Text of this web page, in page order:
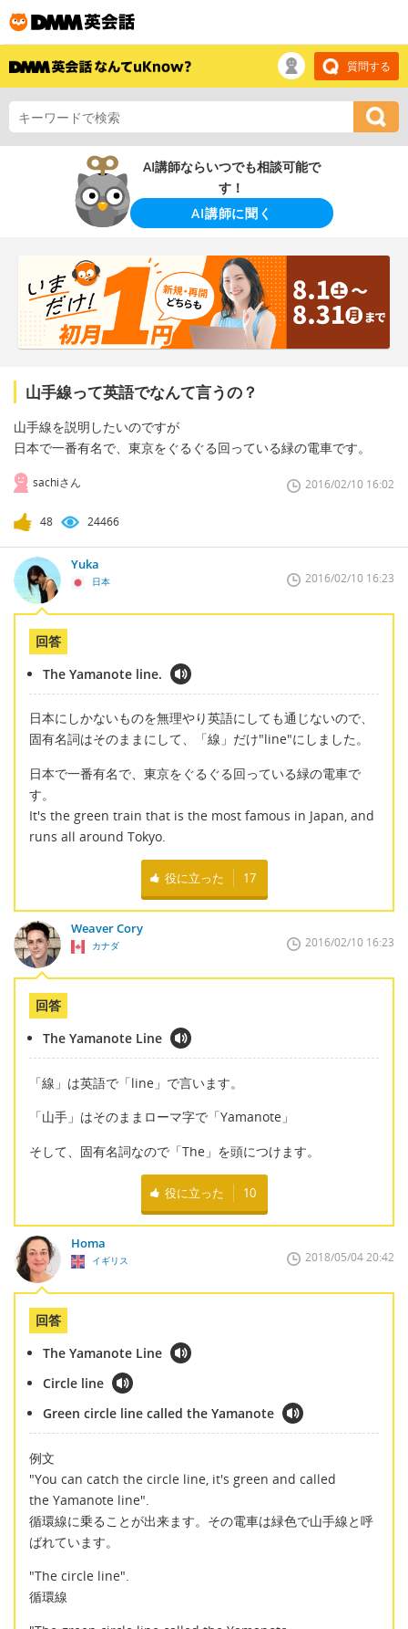
質問する
AI講師ならいつでも相談可能で
す！
AI講師に聞く
山手線って英語でなんて言うの？
山手線を説明したいのですが
日本で一番有名で、東京をぐるぐる回っている緑の電車です。
sachiさん 2016/02/10 16:02
48 24466
Yuka
日本 2016/02/10 16:23
回答
The Yamanote line.
日本にしかないものを無理やり英語にしても通じないので、
固有名詞はそのままにして、「線」だけ"line"にしました。
日本で一番有名で、東京をぐるぐる回っている緑の電車で
す。
It's the green train that is the most famous in Japan, and
runs all around Tokyo.
役に立った 17
Weaver Cory
カナダ 2016/02/10 16:23
回答
The Yamanote Line
「線」は英語で「line」で言います。
「山手」はそのままローマ字で「Yamanote」
そして、固有名詞なので「The」を頭につけます。
役に立った 10
Homa
イギリス 2018/05/04 20:42
回答
The Yamanote Line
Circle line
Green circle line called the Yamanote
例文
"You can catch the circle line, it's green and called
the Yamanote line".
循環線に乗ることが出来ます。その電車は緑色で山手線と呼
ばれています。
"The circle line".
循環線